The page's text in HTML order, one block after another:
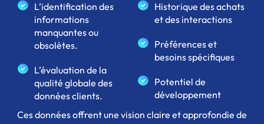
L’identification des
informations
manquantes ou
obsolètes.
L’évaluation de la
qualité globale des
données clients.
Historique des achats
et des interactions
Préférences et
besoins spécifiques
Potentiel de
développement
Ces données offrent une vision claire et approfondie de